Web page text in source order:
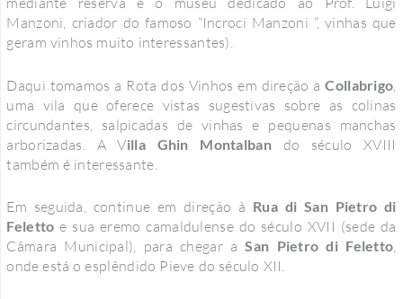
Manzoni, criador do famoso “Incroci Manzoni “, vinhas que
geram vinhos muito interessantes).
Daqui tomamos a Rota dos Vinhos em direção aCollabrigo
uma vila que oferece vistas sugestivas sobre as colinas
circundantes, salpicadas de vinhas e pequenas manchas
arborizadas. A Villa Ghin Montalbando século XVIII
também é interessante.
Em seguida, continue em direção à Rua di San Pietro di
Feletto e sua eremo camaldulense do século XVII (sede da
Câmara Municipal), para chegar aSan Pietro di Feletto,
onde está o esplêndido Pieve do século XII.